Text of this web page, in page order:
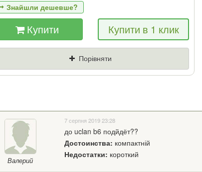
Знайшли дешевше?
Якщо Ви знайдете товар дешевше - ми
знизимо ціну і подаруємо % від різниці
Ціна
Де знайшли (Url
Купити Купити в 1 клик
Порівняти
Валерий
7 серпня 2019 23:28
до uclan b6 подйдёт??
Достоинства: компактній
Недостатки: короткий